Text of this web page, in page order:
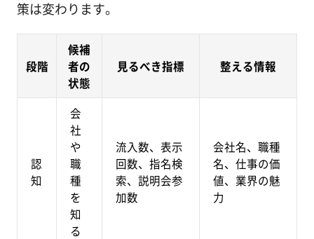
策は変わります。
段階
候補
者の
状態
見るべき指標 整える情報
認
知
会
社
や
職
種
を
知
る
流入数、表示
回数、指名検
索、説明会参
加数
会社名、職種
名、仕事の価
値、業界の魅
力